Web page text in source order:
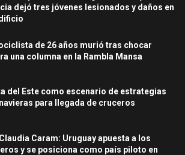
dejó tres jóvenes lesionados y daños en
de 26 años murió tras chocar
una columna en la Rambla Mansa
del Este como escenario de estrategias
para llegada de cruceros
Caram: Uruguay apuesta a los
y se posiciona como país piloto en